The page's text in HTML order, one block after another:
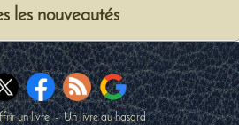
les nouveautés
un livre-Un livre au hasard